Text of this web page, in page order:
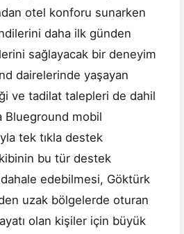
otel konforu sunarken
daha ilk günden
sağlayacak bir deneyim
dairelerinde yaşayan
ve tadilat talepleri de dahil
Blueground mobil
tek tıkla destek
bu tür destek
edebilmesi, Göktürk
uzak bölgelerde oturan
olan kişiler için büyük